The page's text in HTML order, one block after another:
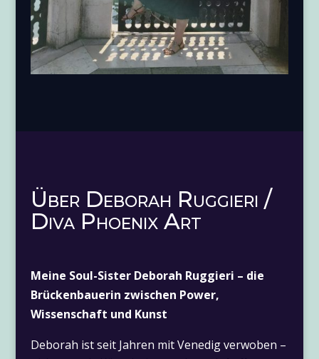
Über Deborah Ruggieri /
Diva Phoenix Art
Meine Soul-Sister Deborah Ruggieri – die
Brückenbauerin zwischen Power,
Wissenschaft und Kunst
Deborah ist seit Jahren mit Venedig verwoben –